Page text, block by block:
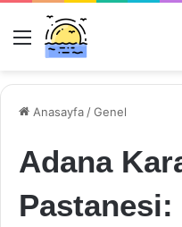
Menü
Anasayfa /Genel
Adana